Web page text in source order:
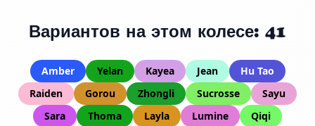
Вариантов на этом колесе: 41
Amber Yelan Kayea Jean
Hu Tao
Raiden
Gorou Zhongli Sucrosse
Sayu
Sara
Thoma Layla Lumine
Qiqi